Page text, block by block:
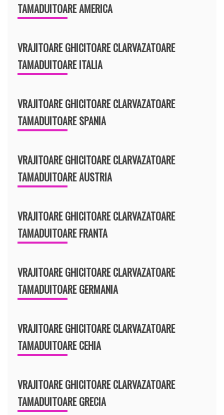
TAMADUITOARE AMERICA
VRAJITOARE GHICITOARE CLARVAZATOARE
TAMADUITOARE ITALIA
VRAJITOARE GHICITOARE CLARVAZATOARE
TAMADUITOARE SPANIA
VRAJITOARE GHICITOARE CLARVAZATOARE
TAMADUITOARE AUSTRIA
VRAJITOARE GHICITOARE CLARVAZATOARE
TAMADUITOARE FRANTA
VRAJITOARE GHICITOARE CLARVAZATOARE
TAMADUITOARE GERMANIA
VRAJITOARE GHICITOARE CLARVAZATOARE
TAMADUITOARE CEHIA
VRAJITOARE GHICITOARE CLARVAZATOARE
TAMADUITOARE GRECIA